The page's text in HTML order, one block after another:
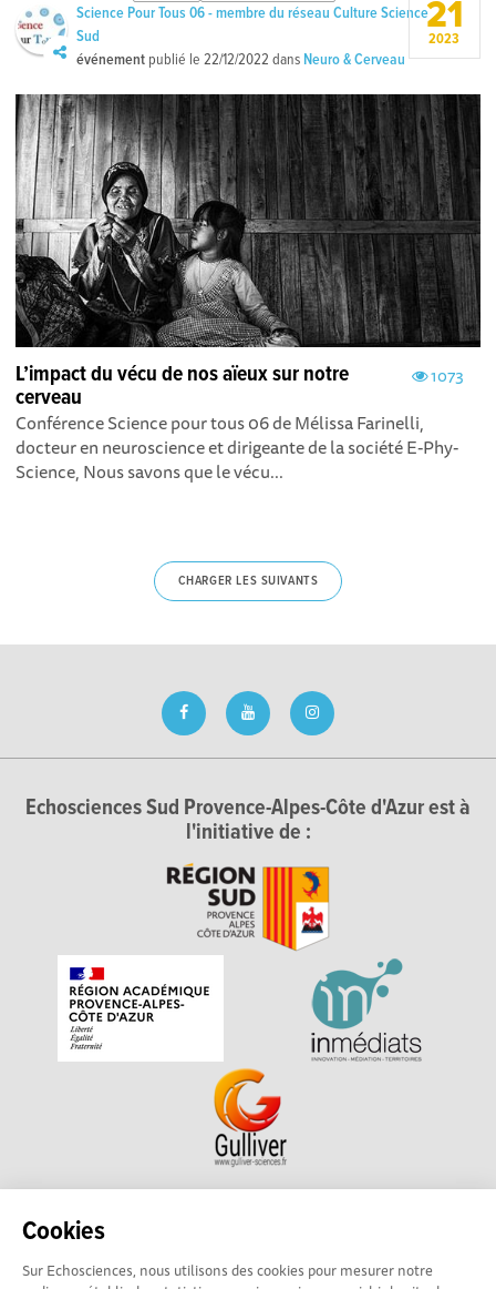
Cookies
Sur Echosciences, nous utilisons des cookies pour mesurer notre
Science Pour Tous 06 - membre du réseau Culture Science
Sud
événement publié le22/12/2022 dans Neuro & Cerveau
21
2023
1073
L’impact du vécu de nos aïeux sur notre
cerveau
Conférence Science pour tous 06 de Mélissa Farinelli,
docteur en neuroscience et dirigeante de la société E-Phy-
Science, Nous savons que le vécu...
CHARGER LES SUIVANTS
Echosciences Sud Provence-Alpes-Côte d'Azur est à
l'initiative de :
Echosciences Sud Provence-Alpes-Côte d'Azur est à
académique pour la Recherche et l'Innovation Provence-